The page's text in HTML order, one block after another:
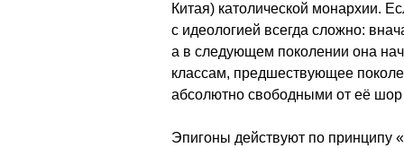
Китая) католической монархии.
с идеологией всегда сложно:
а в следующем поколении она
классам, предшествующее
абсолютно свободными от её
Эпигоны действуют по принципу